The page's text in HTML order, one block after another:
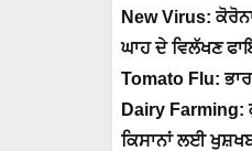
New Virus:
ਘਾਹ ਦੇ ਵਿਲੱਖਣ
Tomato Flu:
Dairy Farming:
ਕਿਸਾਨਾਂ ਲਈ